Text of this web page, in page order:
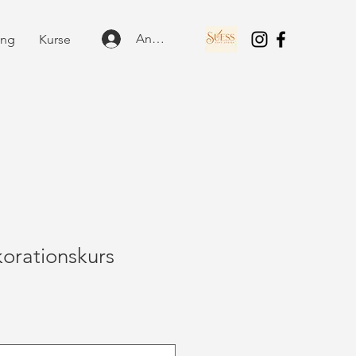
Kurse Anmelden